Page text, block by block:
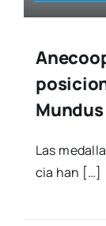
Las
cia han […]